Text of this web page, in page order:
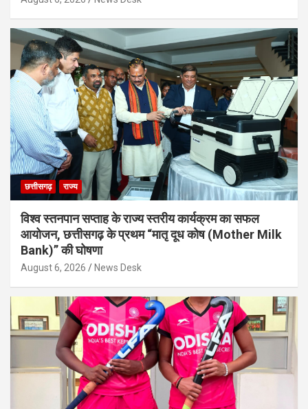
छत्तीसगढ़ राज्य
विश्व स्तनपान सप्ताह के राज्य स्तरीय कार्यक्रम का सफल
आयोजन, छत्तीसगढ़ के प्रथम “मातृ दूध कोष (Mother Milk
Bank)” की घोषणा
August 6, 2026 News Desk